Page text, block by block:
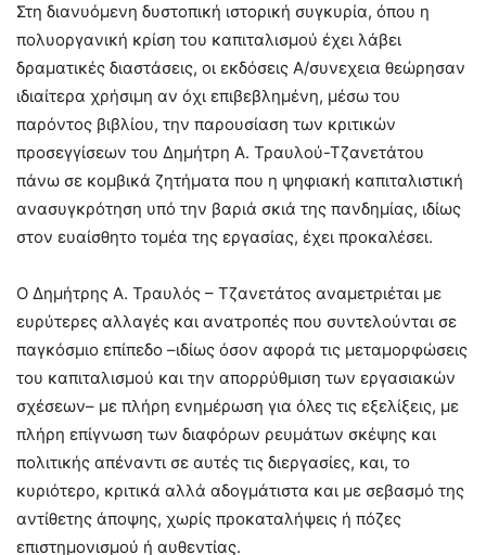
Στη διανυόμενη δυστοπική ιστορική συγκυρία, όπου η
πολυοργανική κρίση του καπιταλισμού έχει λάβει
δραματικές διαστάσεις, οι εκδόσεις Α/συνεχεια θεώρησαν
ιδιαίτερα χρήσιμη αν όχι επιβεβλημένη, μέσω του
παρόντος βιβλίου, την παρουσίαση των κριτικών
προσεγγίσεων του Δημήτρη Α. Τραυλού-Τζανετάτου
πάνω σε κομβικά ζητήματα που η ψηφιακή καπιταλιστική
ανασυγκρότηση υπό την βαριά σκιά της πανδημίας, ιδίως
στον ευαίσθητο τομέα της εργασίας, έχει προκαλέσει.
Ο Δημήτρης Α. Τραυλός – Τζανετάτος αναμετριέται με
ευρύτερες αλλαγές και ανατροπές που συντελούνται σε
παγκόσμιο επίπεδο –ιδίως όσον αφορά τις μεταμορφώσεις
του καπιταλισμού και την απορρύθμιση των εργασιακών
σχέσεων– με πλήρη ενημέρωση για όλες τις εξελίξεις, με
πλήρη επίγνωση των διαφόρων ρευμάτων σκέψης και
πολιτικής απέναντι σε αυτές τις διεργασίες, και, το
κυριότερο, κριτικά αλλά αδογμάτιστα και με σεβασμό της
αντίθετης άποψης, χωρίς προκαταλήψεις ή πόζες
επιστημονισμού ή αυθεντίας.